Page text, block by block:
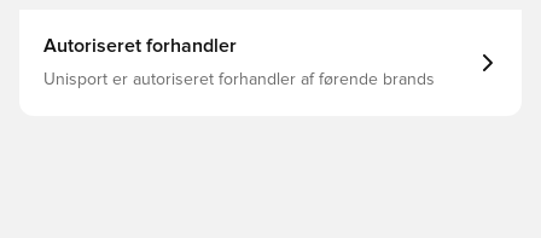
Autoriseret forhandler
Unisport er autoriseret forhandler af førende brands